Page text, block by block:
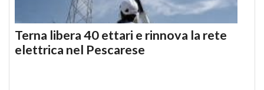
Terna libera 40 ettari e rinnova la rete
elettrica nel Pescarese